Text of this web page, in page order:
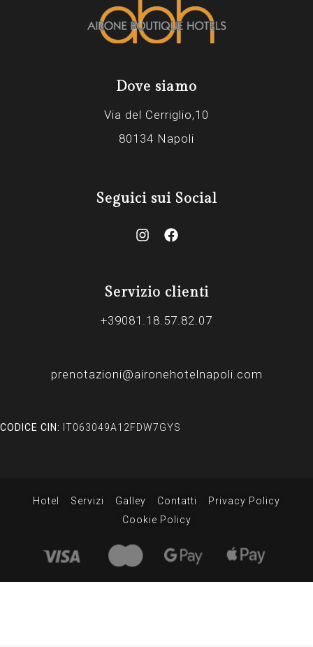
Dove siamo
Via del Cerriglio,10
80134 Napoli
Seguici sui Social
Servizio clienti
+39081.18.57.82.07
prenotazioni@aironehotelnapoli.com
CODICE CIN: IT063049A12FDW7GYS
Hotel Servizi Galley Contatti
Privacy Policy
Cookie Policy